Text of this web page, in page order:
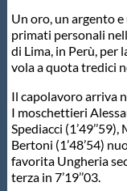
Scuole Nuoto
Propaganda
Centri Federali
Un oro, un argento
primati personali
di Lima, in Perù, per
vola a quota tredici
Il capolavoro arriva
I moschettieri
Spediacci
Bertoni (1’48’54)
favorita Ungheria
terza in 7’19’’03.